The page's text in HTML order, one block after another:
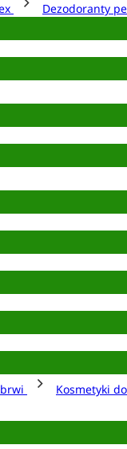
Dezodoranty
Kosmetyki